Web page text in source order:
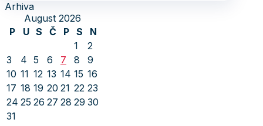
Arhiva
August 2026
P
U S Č P S
N
1
2
3
4 5 6 7 8
9
10 11 12 13 14 15 16
17 18 19 20 21 22 23
24 25 26 27 28 29 30
31